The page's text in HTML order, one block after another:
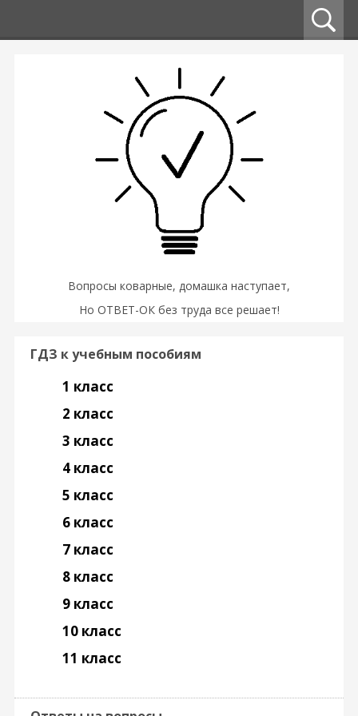
Вопросы коварные, домашка наступает,
Но ОТВЕТ-ОК без труда все решает!
ГДЗ к учебным пособиям
1 класс
2 класс
3 класс
4 класс
5 класс
6 класс
7 класс
8 класс
9 класс
10 класс
11 класс